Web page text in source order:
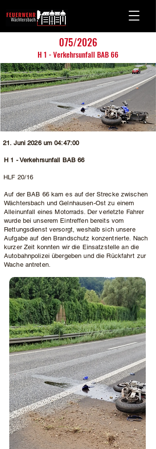
075/2026
H 1 - Verkehrsunfall BAB 66
21. Juni 2026 um 04:47:00
H 1 - Verkehrsunfall BAB 66
HLF 20/16
Auf der BAB 66 kam es auf der Strecke zwischen
Wächtersbach und Gelnhausen-Ost zu einem
Alleinunfall eines Motorrads. Der verletzte Fahrer
wurde bei unserem Eintreffen bereits vom
Rettungsdienst versorgt, weshalb sich unsere
Aufgabe auf den Brandschutz konzentrierte. Nach
kurzer Zeit konnten wir die Einsatzstelle an die
Autobahnpolizei übergeben und die Rückfahrt zur
Wache antreten.